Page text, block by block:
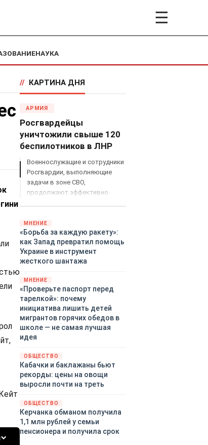
☰
НАУКА
// КАРТИНА ДНЯ
АРМИЯ
Росгвардейцы
уничтожили свыше 120
беспилотников в ЛНР
Военнослужащие и сотрудники
Росгвардии, выполняющие
задачи в зоне СВО,
продолжают эффективно
МНЕНИЕ
«Борьба за каждую ракету»:
как Запад превратил помощь
Украине в инструмент
жесткого шантажа
МНЕНИЕ
«Проверьте паспорт перед
тарелкой»: почему
инициатива лишить детей
мигрантов горячих обедов в
школе — не самая лучшая
идея
ОБЩЕСТВО
Кабачки и баклажаны бьют
рекорды: цены на овощи
выросли почти на треть
ОБЩЕСТВО
Керчанка обманом получила
1,1 млн рублей у семьи
пенсионера и получила срок